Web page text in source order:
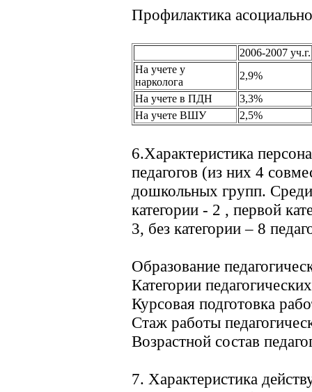
Профилактика
2006-2007 уч.г.
На учете у
нарколога
2,9%
На учете в ПДН
3,3%
На учете ВШУ
2,5%
6.Характеристика
педагогов (из них 4
дошкольных групп.
категории - 2 , первой
3, без категории – 8
Образование
Категории
Курсовая подготовка
Стаж работы
Возрастной состав
7. Характеристика